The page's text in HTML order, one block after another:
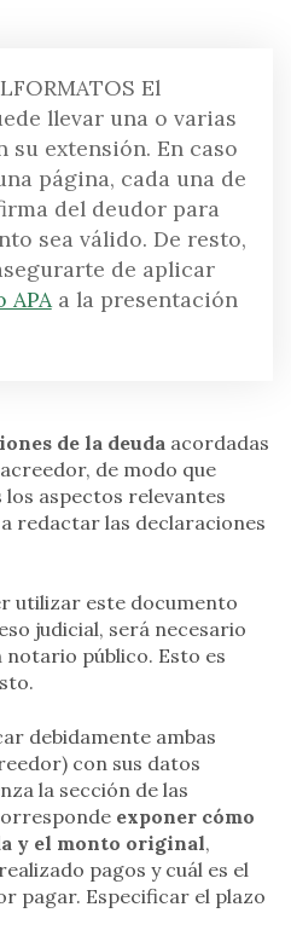
El
llevar una o varias
su extensión. En caso
página, cada una de
del deudor para
sea válido. De resto,
de aplicar
APAa la presentación
de la deuda acordadas
de modo que
aspectos relevantes
redactar las declaraciones
utilizar este documento
judicial, será necesario
público. Esto es
debidamente ambas
con sus datos
la sección de las
exponer cómo
y el monto original,
pagos y cuál es el
pagar. Especificar el plazo